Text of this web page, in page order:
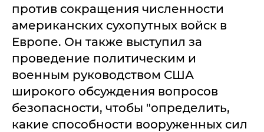
против сокращения численности
американских сухопутных войск в
Европе. Он также выступил за
проведение политическим и
военным руководством США
широкого обсуждения вопросов
безопасности, чтобы "определить,
какие способности вооруженных сил